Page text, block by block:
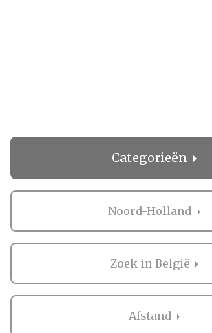
Categorieën
Noord-Holland
Zoek in België
Afstand